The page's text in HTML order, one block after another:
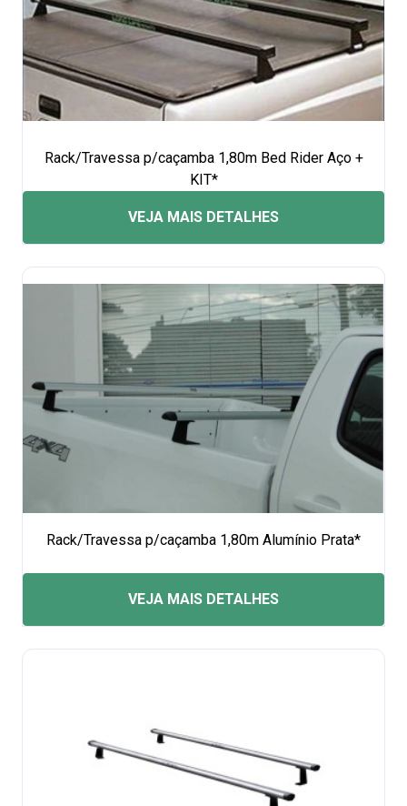
Rack/Travessa p/caçamba 1,80m Bed Rider Aço +
KIT*
VEJA MAIS DETALHES
Rack/Travessa p/caçamba 1,80m Alumínio Prata*
VEJA MAIS DETALHES